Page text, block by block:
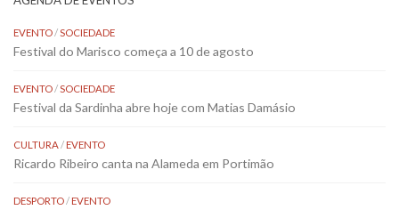
EVENTO / SOCIEDADE
Festival do Marisco começa a 10 de agosto
EVENTO / SOCIEDADE
Festival da Sardinha abre hoje com Matias Damásio
CULTURA /EVENTO
Ricardo Ribeiro canta na Alameda em Portimão
DESPORTO /EVENTO